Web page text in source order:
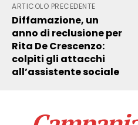
ARTICOLO PRECEDENTE
Diffamazione, un
anno di reclusione per
Rita De Crescenzo:
colpiti gli attacchi
all’assistente sociale